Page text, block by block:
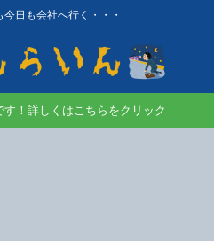
日も会社へ行く・・・
！詳しくはこちらをクリック